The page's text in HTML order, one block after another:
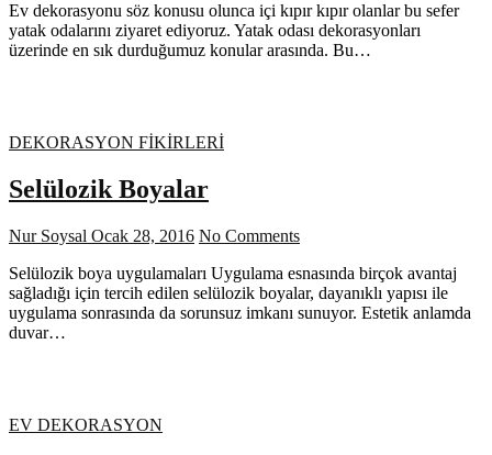
Ev dekorasyonu söz konusu olunca içi kıpır kıpır olanlar bu sefer
yatak odalarını ziyaret ediyoruz. Yatak odası dekorasyonları
üzerinde en sık durduğumuz konular arasında. Bu…
DEKORASYON FİKİRLERİ
Selülozik Boyalar
Nur Soysal Ocak 28, 2016 No Comments
Selülozik boya uygulamaları Uygulama esnasında birçok avantaj
sağladığı için tercih edilen selülozik boyalar, dayanıklı yapısı ile
uygulama sonrasında da sorunsuz imkanı sunuyor. Estetik anlamda
duvar…
EV DEKORASYON